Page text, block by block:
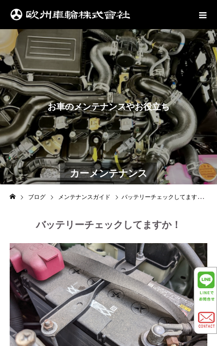
カーメンテナンス
お車のメンテナンスやお役立ち情報はこ
ブログ メンテナンスガイド バッテリーチェックしてますか！
バッテリーチェックしてますか！